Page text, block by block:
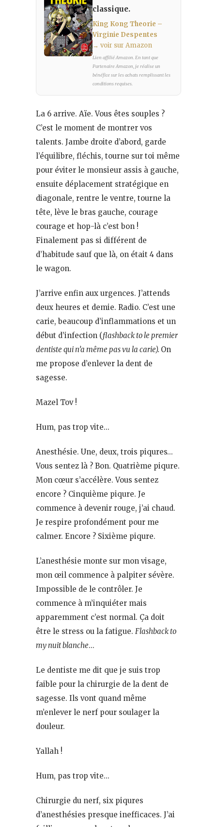
classique.
King Kong Theorie –
Virginie Despentes
→ voir sur Amazon
Lien affilié Amazon. En tant que
Partenaire Amazon, je réalise un
bénéfice sur les achats remplissant les
conditions requises.
La 6 arrive. Aïe. Vous êtes souples ?
C’est le moment de montrer vos
talents. Jambe droite d’abord, garde
l’équilibre, fléchis, tourne sur toi même
pour éviter le monsieur assis à gauche,
ensuite déplacement stratégique en
diagonale, rentre le ventre, tourne la
tête, lève le bras gauche, courage
courage et hop-là c’est bon !
Finalement pas si différent de
d’habitude sauf que là, on était 4 dans
le wagon.
J’arrive enfin aux urgences. J’attends
deux heures et demie. Radio. C’est une
carie, beaucoup d’inflammations et un
début d’infection (flashback to le premier
dentiste qui n’a même pas vu la carie). On
me propose d’enlever la dent de
sagesse.
Mazel Tov !
Hum, pas trop vite…
Anesthésie. Une, deux, trois piqures…
Vous sentez là ? Bon. Quatrième piqure.
Mon cœur s’accélère. Vous sentez
encore ? Cinquième piqure. Je
commence à devenir rouge, j’ai chaud.
Je respire profondément pour me
calmer. Encore ? Sixième piqure.
L’anesthésie monte sur mon visage,
mon œil commence à palpiter sévère.
Impossible de le contrôler. Je
commence à m’inquiéter mais
apparemment c’est normal. Ça doit
être le stress ou la fatigue. Flashback to
my nuit blanche…
Le dentiste me dit que je suis trop
faible pour la chirurgie de la dent de
sagesse. Ils vont quand même
m’enlever le nerf pour soulager la
douleur.
Yallah !
Hum, pas trop vite…
Chirurgie du nerf, six piqures
d’anesthésies presque inefficaces. J’ai